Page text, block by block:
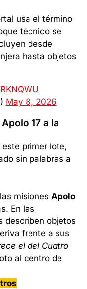
usa el término
técnico se
desde
hasta objetos
May 8, 2026
17 a la
este primer lote,
sin palabras a
misionesApolo
En las
describen objetos
frente a sus
el del Cuatro
al centro de